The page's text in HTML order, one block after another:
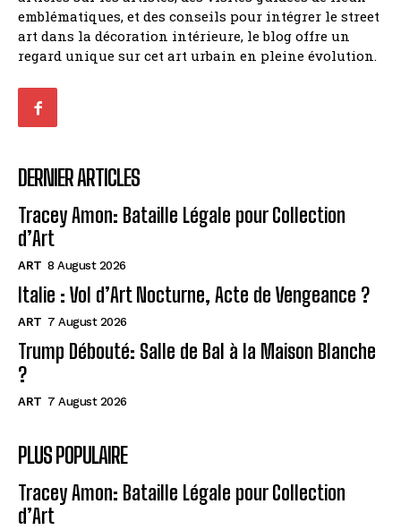
emblématiques, et des conseils pour intégrer le street
art dans la décoration intérieure, le blog offre un
regard unique sur cet art urbain en pleine évolution.
DERNIER ARTICLES
Tracey Amon: Bataille Légale pour Collection
d’Art
ART 8 August 2026
Italie : Vol d’Art Nocturne, Acte de Vengeance ?
ART 7 August 2026
Trump Débouté: Salle de Bal à la Maison Blanche
?
ART 7 August 2026
PLUS POPULAIRE
Tracey Amon: Bataille Légale pour Collection
d’Art